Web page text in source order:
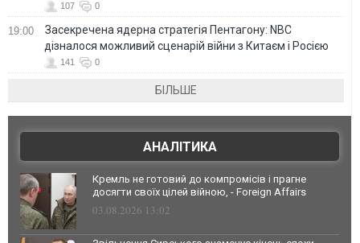
107 0
19:00
Засекречена ядерна стратегія Пентагону: NBC
дізналося можливий сценарій війни з Китаєм і Росією
141 0
БІЛЬШЕ
АНАЛІТИКА
Кремль не готовий до компромісів і прагне
досягти своїх цілей війною, - Foreign Affairs
03.08.2026 13:02